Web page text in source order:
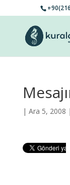
| Ara 5, 2008 |